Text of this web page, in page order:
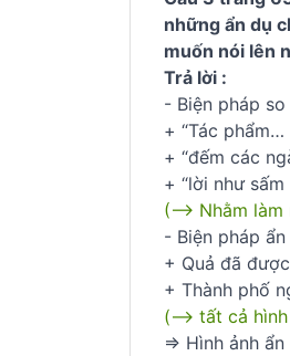
những ẩn dụ
muốn nói lên
Trả lời :
- Biện pháp so
+ “Tác
+ “đếm các
+ “lời như sấm
(--> Nhằm
- Biện pháp ẩn
+ Quả đã
+ Thành phố
(--> tất cả
=> Hình ảnh